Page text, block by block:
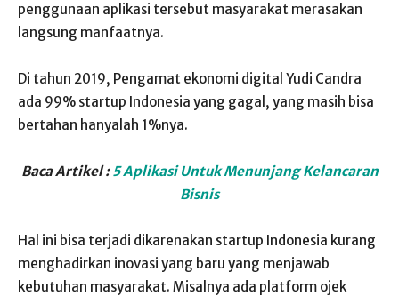
penggunaan aplikasi tersebut masyarakat merasakan
langsung manfaatnya.
Di tahun 2019, Pengamat ekonomi digital Yudi Candra
ada 99% startup Indonesia yang gagal, yang masih bisa
bertahan hanyalah 1%nya.
Baca Artikel :5 Aplikasi Untuk Menunjang Kelancaran
Bisnis
Hal ini bisa terjadi dikarenakan startup Indonesia kurang
menghadirkan inovasi yang baru yang menjawab
kebutuhan masyarakat. Misalnya ada platform ojek